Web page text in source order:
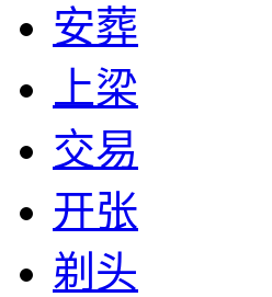
安葬
上梁
交易
开张
剃头